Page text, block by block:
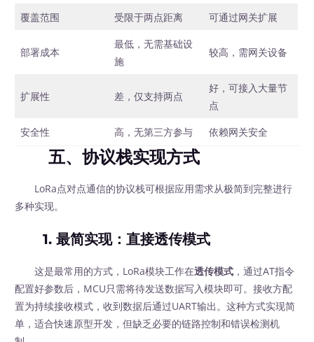
覆盖范围
受限于两点距离 可通过网关扩展
部署成本
最低，无需基础设
施
较高，需网关设备
扩展性 差，仅支持两点
好，可接入大量节
点
安全性
高，无第三方参与 依赖网关安全
五、协议栈实现方式
LoRa点对点通信的协议栈可根据应用需求从极简到完整进行
多种实现。
1. 最简实现：直接透传模式
这是最常用的方式，LoRa模块工作在透传模式 ，通过AT指令
配置好参数后，MCU只需将待发送数据写入模块即可。接收方配
置为持续接收模式，收到数据后通过UART输出。这种方式实现简
单，适合快速原型开发，但缺乏必要的链路控制和错误检测机